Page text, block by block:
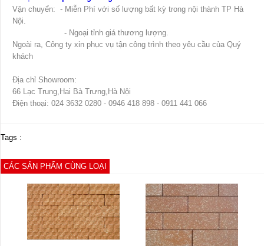
Vận chuyển: - Miễn Phí với số lượng bất kỳ trong nội thành TP Hà
Nội.
- Ngoại tỉnh giá thương lượng.
Ngoài ra, Công ty xin phục vụ tận công trình theo yêu cầu của Quý
khách
Địa chỉ Showroom:
66 Lạc Trung,Hai Bà Trưng,Hà Nội
Điện thoại: 024 3632 0280 - 0946 418 898 - 0911 441 066
Tags :
CÁC SẢN PHẨM CÙNG LOẠI